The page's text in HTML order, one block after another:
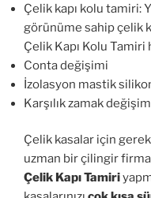
Çelik kapı kolu tamiri:
görünüme sahip çelik
Çelik Kapı Kolu
Conta değişimi
İzolasyon mastik
Karşılık zamak
Çelik kasalar için
uzman bir çilingir
Çelik Kapı Tamiri